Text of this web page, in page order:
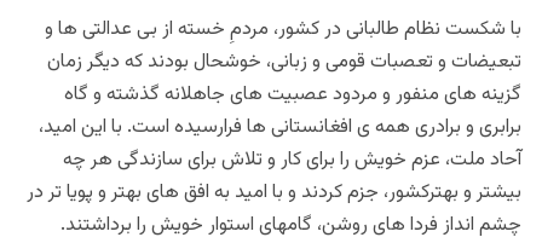
با شکست نظام طالبانی در کشور، مردمِ خسته از بی عدالتی ها و
تبعیضات و تعصبات قومی و زبانی، خوشحال بودند که دیگر زمان
گزینه های منفور و مردود عصبیت های جاهلانه گذشته و گاه
برابری و برادری همه ی افغانستانی ها فرارسیده است. با این امید،
آحاد ملت، عزم خویش را برای کار و تلاش برای سازندگی هر چه
بیشتر و بهترکشور، جزم کردند و با امید به افق های بهتر و پویا تر در
چشم انداز فردا های روشن، گامهای استوار خویش را برداشتند.